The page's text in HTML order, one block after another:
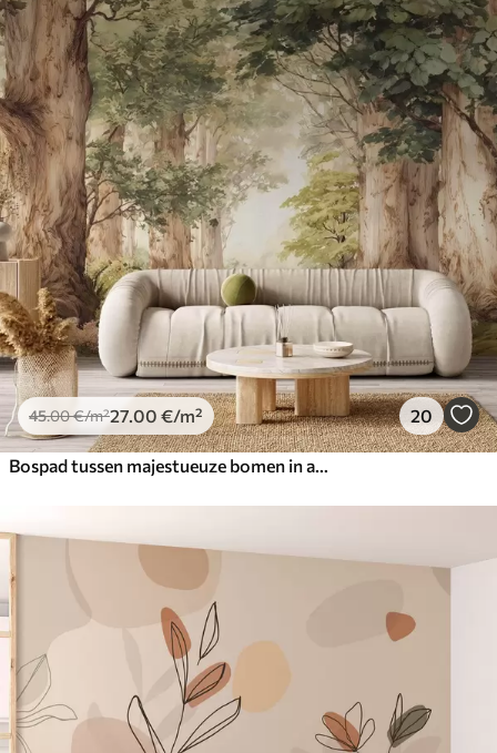
45.00€/m²27 .00 €/m² 20